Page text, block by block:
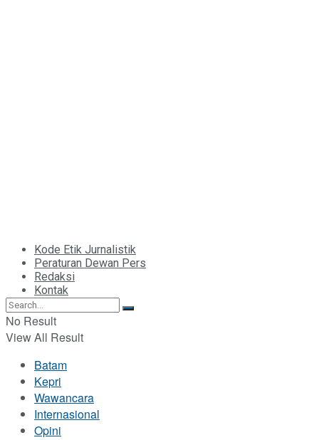
Kode Etik Jurnalistik
Peraturan Dewan Pers
Redaksi
Kontak
No Result
View All Result
Batam
Kepri
Wawancara
Internasional
Opini